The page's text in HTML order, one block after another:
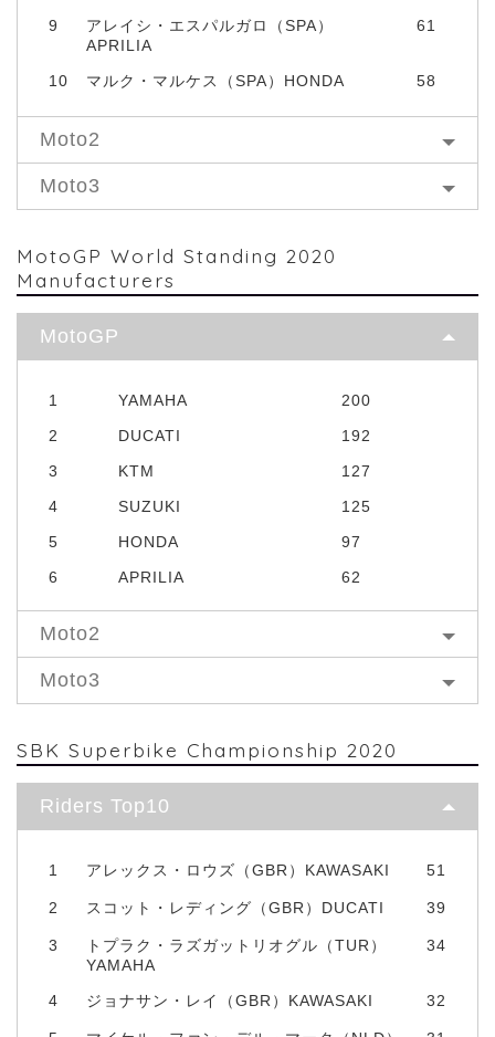
9
アレイシ・エスパルガロ（SPA）
APRILIA
61
10 マルク・マルケス（SPA）HONDA 58
Moto2
Moto3
MotoGP World Standing 2020
Manufacturers
MotoGP
1 YAMAHA
200
2
DUCATI
192
3
KTM
127
4
SUZUKI
125
5
HONDA
97
6
APRILIA 62
Moto2
Moto3
SBK Superbike Championship 2020
Riders Top10
1 アレックス・ロウズ（GBR）KAWASAKI 51
2 スコット・レディング（GBR）DUCATI 39
3
トプラク・ラズガットリオグル（TUR）
YAMAHA
34
4 ジョナサン・レイ（GBR）KAWASAKI 32